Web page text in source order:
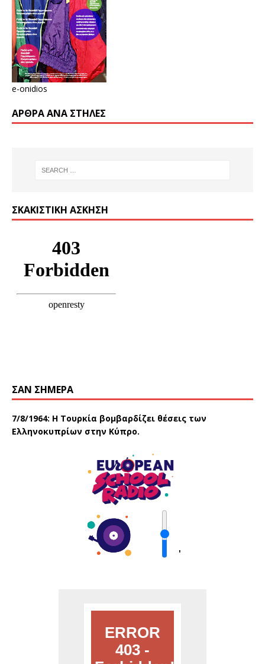
e-onidios
ΆΡΘΡΑ ΑΝΆ ΣΤΉΛΕΣ
ΣΚΑΚΙΣΤΙΚΉ ΆΣΚΗΣΗ
ΣΑΝ ΣΉΜΕΡΑ
7/8/1964: Η Τουρκία βομβαρδίζει θέσεις των
Ελληνοκυπρίων στην Κύπρο.
'